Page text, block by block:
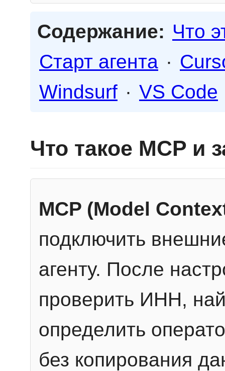
Содержание: Что
Старт агента ·
Windsurf · VS Code
Что такое MCP и
MCP (Model
подключить
агенту. После
проверить ИНН,
определить
без копирования